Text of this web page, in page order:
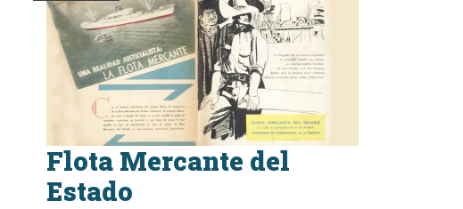
Flota Mercante del
Estado